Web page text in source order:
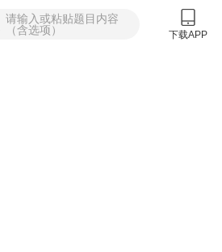
请输入或粘贴题目内容
（含选项）
下载APP